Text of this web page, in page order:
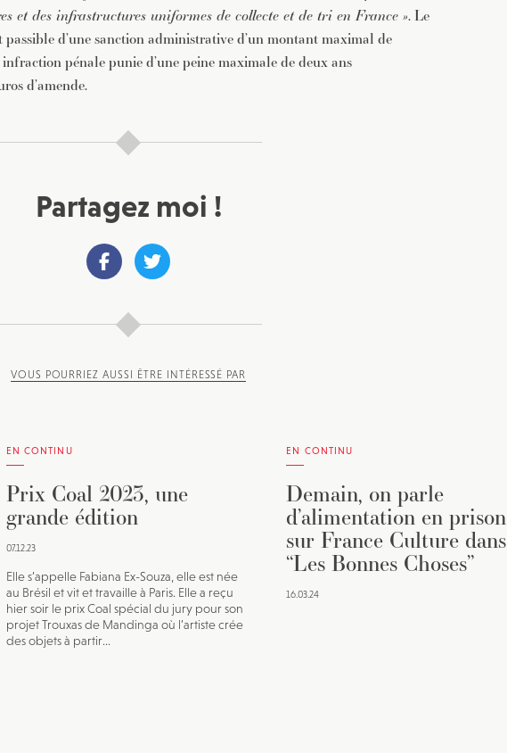
et des infrastructures uniformes de collecte et de tri en France ». Le
d’une sanction administrative d’un montant maximal de
pénale punie d’une peine maximale de deux ans
d’amende.
Partagez moi !
VOUS POURRIEZ AUSSI ÊTRE INTÉRESSÉ PAR
EN CONTINU
Prix Coal 2023, une
grande édition
07.12.23
Elle s’appelle Fabiana Ex-Souza, elle est née
au Brésil et vit et travaille à Paris. Elle a reçu
hier soir le prix Coal spécial du jury pour son
projet Trouxas de Mandinga où l’artiste crée
des objets à partir...
EN CONTINU
Demain, on parle
d’alimentation en prison
sur France Culture dans
“Les Bonnes Choses”
16.03.24